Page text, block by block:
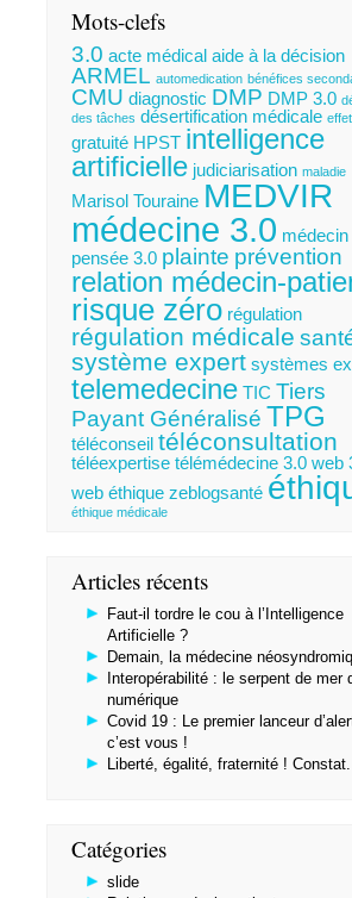
Mots-clefs
3.0 acte médical aide à la décision
ARMEL automedication bénéfices
CMU diagnostic DMP DMP 3.0
des tâches désertification médicale
gratuité HPST intelligence
artificielle judiciarisation maladie
Marisol Touraine MEDVIR
médecine 3.0
pensée 3.0 plainte prévention
relation médecin-
risque zéro régulation
régulation médicale
système expert systèmes
telemedecine TIC Tiers
Payant Généralisé TPG
téléconseil téléconsultation
téléexpertise télémédecine 3.0 web
web éthique zeblogsanté
éthique médicale
Articles récents
Faut-il tordre le cou à l’Intelligence
Artificielle ?
Demain, la médecine
Interopérabilité : le serpent de mer
numérique
Covid 19 : Le premier lanceur
c’est vous !
Liberté, égalité, fraternité ! Constat.
Catégories
slide